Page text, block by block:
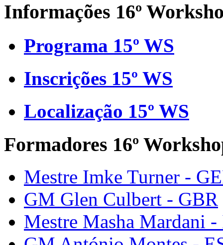
Informações 16º
Programa 15º WS
Inscrições 15º WS
Localização 15º WS
Formadores 16º
Mestre Imke Turner -
GM Glen Culbert - GBR
Mestre Masha Mardani